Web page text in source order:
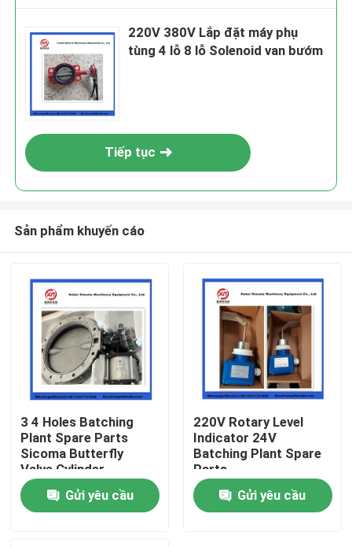
Nhà
Sản phẩm
220V 380V Lắp đặt máy phụ
tùng 4 lỗ 8 lỗ Solenoid van bướm
Tiếp tục
Sản phẩm khuyến cáo
3 4 Holes Batching
Plant Spare Parts
Sicoma Butterfly
Valve Cylinder
Electropneumatic
Actuator Cylinder
Gửi yêu cầu
220V Rotary Level
Indicator 24V
Batching Plant Spare
Parts
Gửi yêu cầu